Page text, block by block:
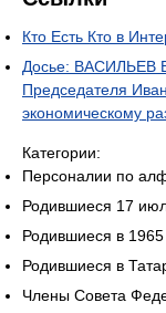
Кто Есть Кто в
Досье: ВАСИЛЬЕВ
Председателя
экономическому
Категории:
Персоналии по
Родившиеся 17
Родившиеся в 1965
Родившиеся в
Члены Совета